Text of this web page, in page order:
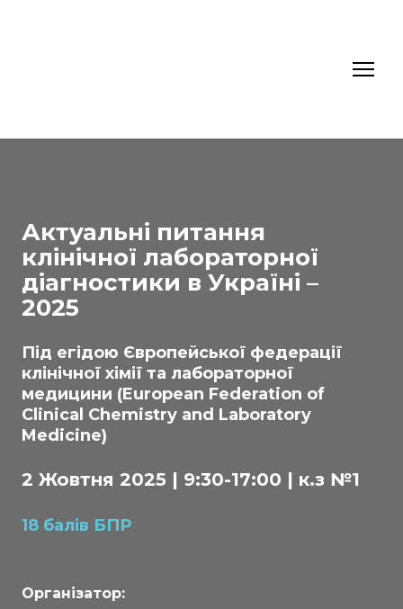
Актуальні питання
клінічної лабораторної
діагностики в Україні –
2025
Під егідою Європейської федерації
клінічної хімії та лабораторної
медицини (European Federation of
Clinical Chemistry and Laboratory
Medicine)
2 Жовтня 2025 | 9:30-17:00 | к.з №1
18 балів БПР
Організатор: